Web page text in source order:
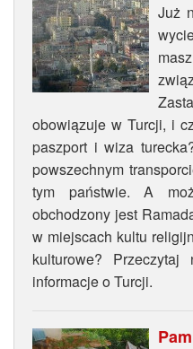
Już
obowiązuje w Turcji, i
paszport i wiza
powszechnym
tym państwie. A
obchodzony jest
w miejscach kultu
kulturowe?
informacje o Turcji.